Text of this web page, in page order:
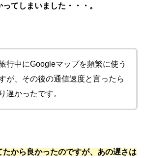
てしまいました・・・。
行中にGoogleマップを頻繁に使う
が、その後の通信速度と言ったら
遅かったです。
から良かったのですが、あの遅さは